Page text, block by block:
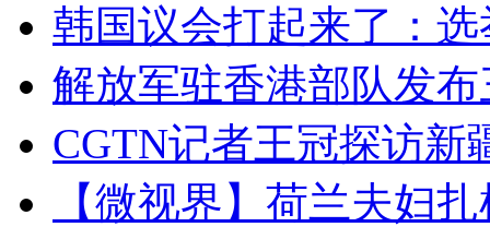
韩国议会打起来了：
解放军驻香港部队发
CGTN记者王冠探访新
【微视界】荷兰夫妇